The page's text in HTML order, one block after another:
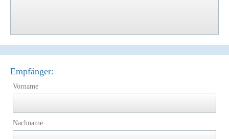
Empfänger:
Vorname
Nachname